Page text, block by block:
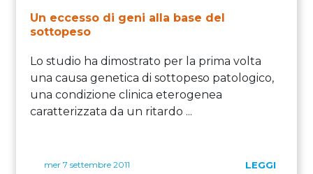
Un eccesso di geni alla base del
sottopeso
Lo studio ha dimostrato per la prima volta
una causa genetica di sottopeso patologico,
una condizione clinica eterogenea
caratterizzata da un ritardo ...
mer 7 settembre 2011 LEGGI